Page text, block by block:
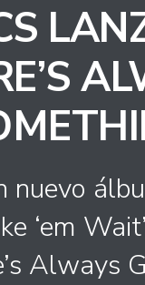
nuevo
‘em
Always